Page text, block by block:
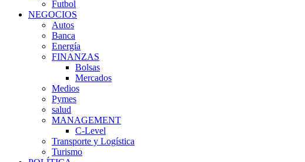
Futbol
NEGOCIOS
Autos
Banca
Energía
FINANZAS
Bolsas
Mercados
Medios
Pymes
salud
MANAGEMENT
C-Level
Transporte y Logística
Turismo